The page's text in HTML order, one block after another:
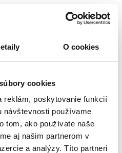
O cookies
cookies
reklám, poskytovanie funkcií
návštevnosti používame
tom, ako používate naše
aj našim partnerom v
a analýzy. Títo partneri